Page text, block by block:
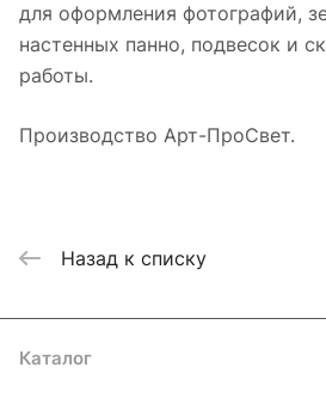
для оформления фотографий,
настенных панно, подвесок и
работы.
Производство Арт-ПроСвет.
Назад к списку
Каталог